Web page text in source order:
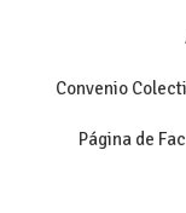
Convenio
Página de